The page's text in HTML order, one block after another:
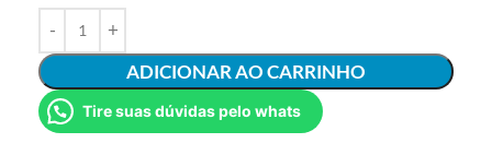
ADICIONAR AO CARRINHO
Tire suas dúvidas pelo whats